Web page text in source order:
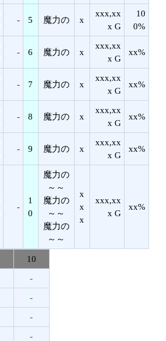
- 5 魔力の x
xxx,xx
x G
10
0%
- 6 魔力の x
xxx,xx
x G
xx%
- 7 魔力の x
xxx,xx
x G
xx%
- 8 魔力の x
xxx,xx
x G
xx%
- 9 魔力の x
xxx,xx
x G
xx%
-
1
0
魔力の
～～
魔力の
～～
魔力の
～～
x
x
x
xxx,xx
x G
xx%
10
-
-
-
-